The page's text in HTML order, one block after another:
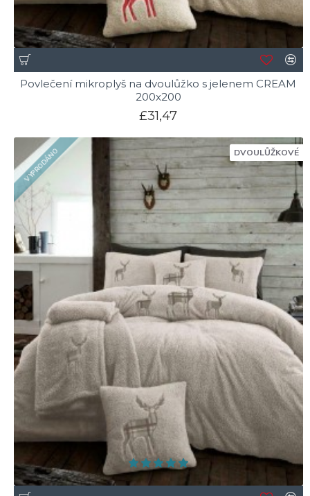
Povlečení mikroplyš na dvoulůžko s jelenem CREAM
200x200
£31,47
DVOULŮŽKOVÉ
VYPRODÁNO